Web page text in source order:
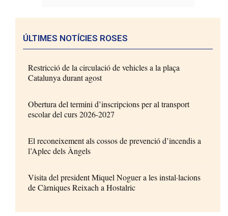
ÚLTIMES NOTÍCIES ROSES
Restricció de la circulació de vehicles a la plaça
Catalunya durant agost
Obertura del termini d’inscripcions per al transport
escolar del curs 2026-2027
El reconeixement als cossos de prevenció d’incendis a
l’Aplec dels Àngels
Visita del president Miquel Noguer a les instal·lacions
de Càrniques Reixach a Hostalric